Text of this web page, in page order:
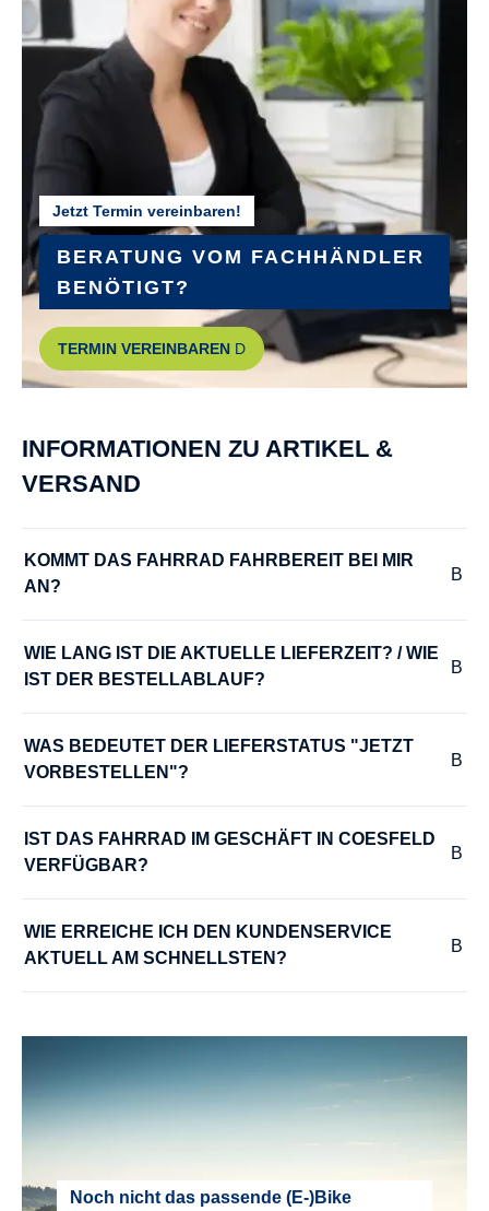
FELGEN :
Pegasus DDM-22
GABEL :
SR SUNTOUR Mobie-25 Air LOR
GEPÄCKTRÄGER :
MonkeyLoad Systemgepäckträger
GEWICHT :
ca. 29,3 kg
ERGON GC10
dark metallic black matt
FORMULA ECL-52
KURBELGARNITUR :
Pinion P8534
LADEGERÄT :
FIT Ladegerät 3A, 48V
LENKER :
PEGASUS Trekking-SL
MODELLJAHR :
2026
MOTOR :
Jetzt Termin vereinbaren!
BERATUNG VOM FACHHÄNDLER
BENÖTIGT?
TERMIN VEREINBAREN
INFORMATIONEN ZU ARTIKEL &
VERSAND
KOMMT DAS FAHRRAD FAHRBEREIT BEI MIR
AN?
WIE LANG IST DIE AKTUELLE LIEFERZEIT? / WIE
IST DER BESTELLABLAUF?
WAS BEDEUTET DER LIEFERSTATUS "JETZT
VORBESTELLEN"?
IST DAS FAHRRAD IM GESCHÄFT IN COESFELD
VERFÜGBAR?
WIE ERREICHE ICH DEN KUNDENSERVICE
AKTUELL AM SCHNELLSTEN?
Noch nicht das passende (E-)Bike